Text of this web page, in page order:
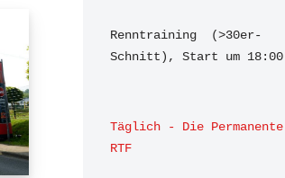
Renntraining  (>30er-
Schnitt), Start um 18:00
Täglich - Die Permanente
RTF